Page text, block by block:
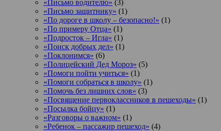
«Письмо водителю» (3)
«Письмо защитнику» (1)
«По дороге в школу – безопасно!» (1)
«По примеру Отца» (1)
«Подросток ‒ Игла» (1)
«Поиск добрых дел» (1)
«Поклонимся» (6)
«Полицейский Дед Мороз» (5)
«Помоги пойти учиться» (1)
«Помоги собраться в школу» (1)
«Помочь без лишних слов» (3)
«Посвящение первоклассников в пешеходы» (1)
«Посылка бойцу» (1)
«Разговоры о важном» (1)
«Ребенок – пассажир пешеход» (4)